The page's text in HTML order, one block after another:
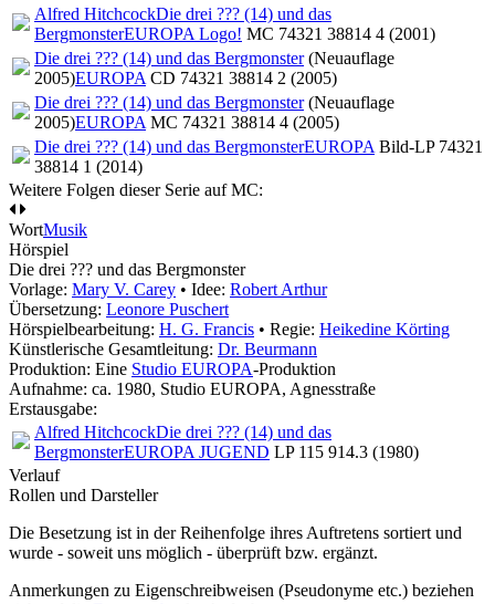
Alfred HitchcockDie drei ??? (14) und das
BergmonsterEUROPA Logo! MC 74321 38814 4 (2001)
Die drei ??? (14) und das Bergmonster (Neuauflage
2005)EUROPA CD 74321 38814 2 (2005)
Die drei ??? (14) und das Bergmonster (Neuauflage
2005)EUROPA MC 74321 38814 4 (2005)
Die drei ??? (14) und das BergmonsterEUROPA Bild-LP 74321
38814 1 (2014)
Weitere Folgen dieser Serie auf MC:
WortMusik
Hörspiel
Die drei ??? und das Bergmonster
Vorlage: Mary V. Carey • Idee: Robert Arthur
Übersetzung: Leonore Puschert
Hörspielbearbeitung: H. G. Francis • Regie: Heikedine Körting
Künstlerische Gesamtleitung: Dr. Beurmann
Produktion: Eine Studio EUROPA-Produktion
Aufnahme: ca. 1980, Studio EUROPA, Agnesstraße
Erstausgabe:
Alfred HitchcockDie drei ??? (14) und das
BergmonsterEUROPA JUGEND LP 115 914.3 (1980)
Verlauf
Rollen und Darsteller
Die Besetzung ist in derReihenfolge ihres Auftretens sortiert und
wurde - soweit uns möglich - überprüft bzw. ergänzt.
Anmerkungen zu Eigenschreibweisen (Pseudonyme etc.) beziehen